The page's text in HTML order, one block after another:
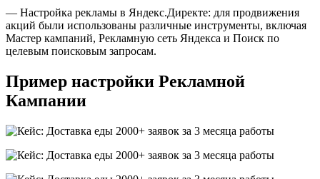
— Настройка рекламы в Яндекс.Директе: для продвижения
акций были использованы различные инструменты, включая
Мастер кампаний, Рекламную сеть Яндекса и Поиск по
целевым поисковым запросам.
Пример настройки Рекламной
Кампании